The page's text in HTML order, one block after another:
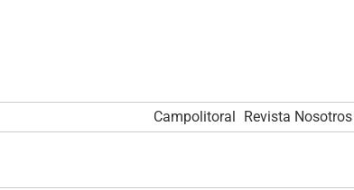
Campolitoral Revista Nosotros